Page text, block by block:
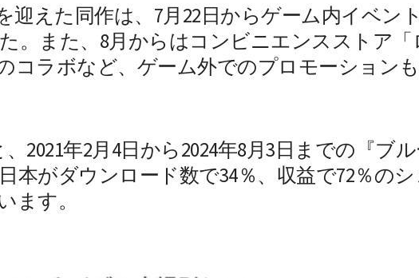
迎えた同作は、7月22日からゲーム内イベン
。また、8月からはコンビニエンスストア「
コラボなど、ゲーム外でのプロモーション
2021年2月4日から2024年8月3日までの『ブ
本がダウンロード数で34％、収益で72％の
ます。